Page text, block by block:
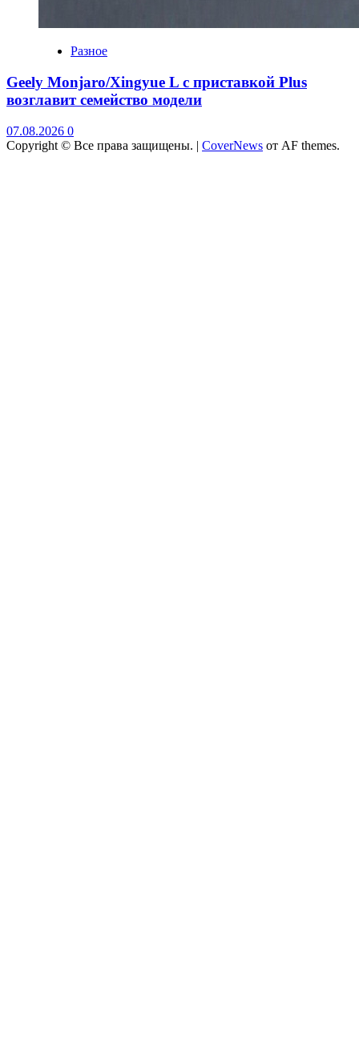
Разное
Geely Monjaro/Xingyue L с приставкой Plus
возглавит семейство модели
07.08.2026 0
Copyright © Все права защищены. | CoverNews от AF themes.